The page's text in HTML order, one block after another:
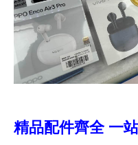
精品配件齊全 一